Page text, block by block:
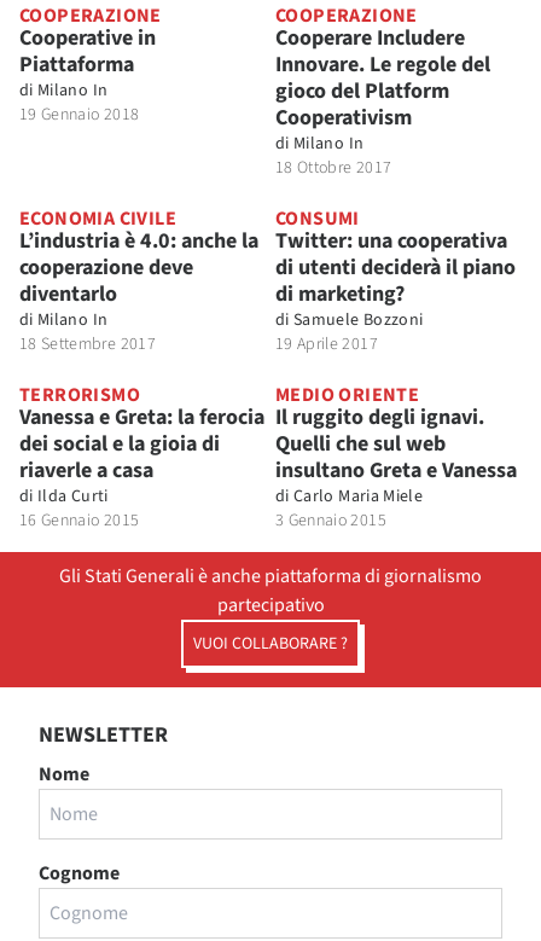
COOPERAZIONE
Cooperative in
Piattaforma
di Milano In
19 Gennaio 2018
COOPERAZIONE
Cooperare Includere
Innovare. Le regole del
gioco del Platform
Cooperativism
di Milano In
18 Ottobre 2017
ECONOMIA CIVILE
L’industria è 4.0: anche la
cooperazione deve
diventarlo
di Milano In
18 Settembre 2017
CONSUMI
Twitter: una cooperativa
di utenti deciderà il piano
di marketing?
di Samuele Bozzoni
19 Aprile 2017
TERRORISMO
Vanessa e Greta: la ferocia
dei social e la gioia di
riaverle a casa
di Ilda Curti
16 Gennaio 2015
MEDIO ORIENTE
Il ruggito degli ignavi.
Quelli che sul web
insultano Greta e Vanessa
di Carlo Maria Miele
3 Gennaio 2015
Gli Stati Generali è anche piattaforma di giornalismo
partecipativo
VUOI COLLABORARE ?
NEWSLETTER
Nome
Cognome